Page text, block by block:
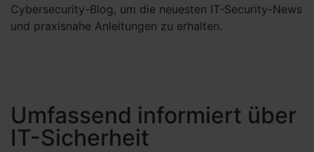
Cybersecurity-Blog, um die neuesten IT-Security-News
und praxisnahe Anleitungen zu erhalten.
Umfassend informiert über
IT-Sicherheit